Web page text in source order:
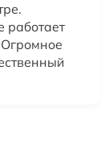
работает